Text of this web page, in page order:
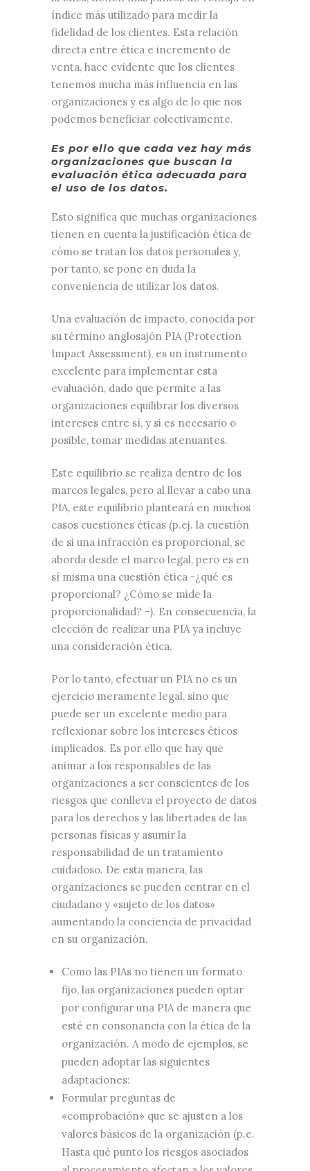
índice más utilizado para medir la
fidelidad de los clientes. Esta relación
directa entre ética e incremento de
venta, hace evidente que los clientes
tenemos mucha más influencia en las
organizaciones y es algo de lo que nos
podemos beneficiar colectivamente.
Es por ello que cada vez hay más
organizaciones que buscan la
evaluación ética adecuada para
el uso de los datos.
Esto significa que muchas organizaciones
tienen en cuenta la justificación ética de
cómo se tratan los datos personales y,
por tanto, se pone en duda la
conveniencia de utilizar los datos.
Una evaluación de impacto, conocida por
su término anglosajón PIA (Protection
Impact Assessment), es un instrumento
excelente para implementar esta
evaluación, dado que permite a las
organizaciones equilibrar los diversos
intereses entre sí, y si es necesario o
posible, tomar medidas atenuantes.
Este equilibrio se realiza dentro de los
marcos legales, pero al llevar a cabo una
PIA, este equilibrio planteará en muchos
casos cuestiones éticas (p.ej. la cuestión
de si una infracción es proporcional, se
aborda desde el marco legal, pero es en
sí misma una cuestión ética -¿qué es
proporcional? ¿Cómo se mide la
proporcionalidad? -). En consecuencia, la
elección de realizar una PIA ya incluye
una consideración ética.
Por lo tanto, efectuar un PIA no es un
ejercicio meramente legal, sino que
puede ser un excelente medio para
reflexionar sobre los intereses éticos
implicados. Es por ello que hay que
animar a los responsables de las
organizaciones a ser conscientes de los
riesgos que conlleva el proyecto de datos
para los derechos y las libertades de las
personas físicas y asumir la
responsabilidad de un tratamiento
cuidadoso. De esta manera, las
organizaciones se pueden centrar en el
ciudadano y «sujeto de los datos»
aumentando la conciencia de privacidad
en su organización.
Como las PIAs no tienen un formato
fijo, las organizaciones pueden optar
por configurar una PIA de manera que
esté en consonancia con la ética de la
organización. A modo de ejemplos, se
pueden adoptar las siguientes
adaptaciones:
Formular preguntas de
«comprobación» que se ajusten a los
valores básicos de la organización (p.e.
Hasta qué punto los riesgos asociados